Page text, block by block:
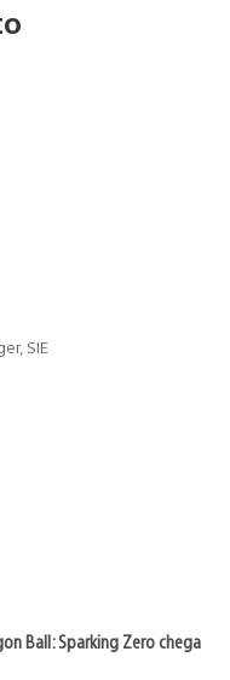
SIE
Ball: Sparking Zero chega